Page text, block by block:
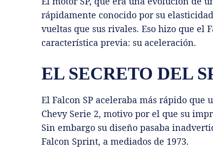
rápidamente conocido por su
vueltas que sus rivales. Eso hizo que el
característica previa: su aceleración.
EL SECRETO DEL
El Falcon SP aceleraba más rápido que
Chevy Serie 2, motivo por el que su
Sin embargo su diseño pasaba
Falcon Sprint, a mediados de 1973.